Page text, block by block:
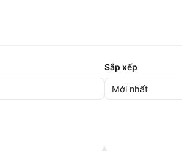
Sắp xếp